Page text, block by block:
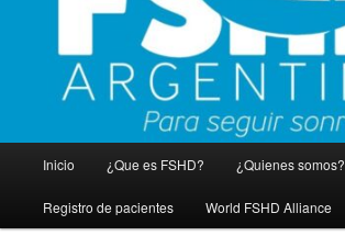
FSHD Argentina
Inicio ¿Que es FSHD? ¿Quienes somos?
Registro de pacientes World FSHD Alliance